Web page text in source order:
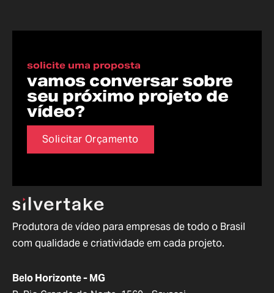
solicite uma proposta
vamos conversar sobre
seu próximo projeto de
vídeo?
Solicitar Orçamento
Produtora de vídeo para empresas de todo o Brasil
com qualidade e criatividade em cada projeto.
Belo Horizonte - MG